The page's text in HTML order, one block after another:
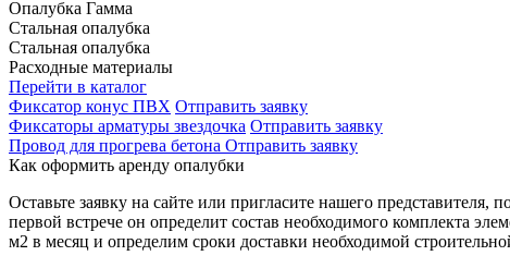
Опалубка Гамма
Стальная опалубка
Стальная опалубка
Расходные материалы
Перейти в каталог
Фиксатор конус ПВХ Отправить заявку
Фиксаторы арматуры звездочка Отправить заявку
Провод для прогрева бетона Отправить заявку
Как оформить аренду опалубки
Оставьте заявку на сайте или пригласите нашего
первой встрече он определит состав необходимого комплекта
м2 в месяц и определим сроки доставки необходимой